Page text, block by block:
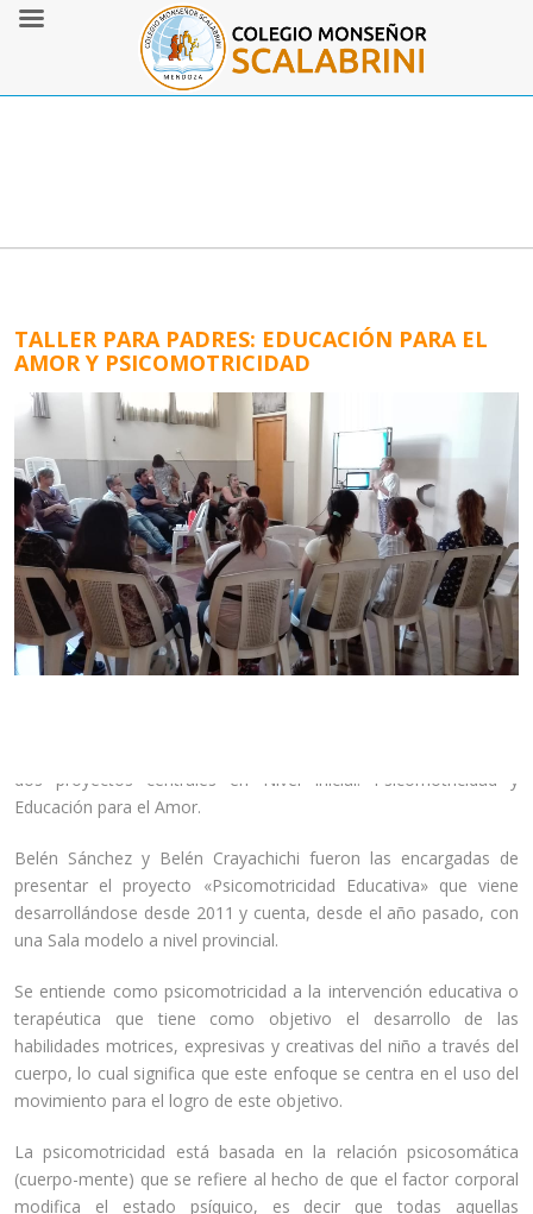
TALLER PARA PADRES: EDUCACIÓN PARA EL
AMOR Y PSICOMOTRICIDAD
dos proyectos centrales en Nivel Inicial: Psicomotricidad y
Educación para el Amor.
Belén Sánchez y Belén Crayachichi fueron las encargadas de
presentar el proyecto «Psicomotricidad Educativa» que viene
desarrollándose desde 2011 y cuenta, desde el año pasado, con
una Sala modelo a nivel provincial.
Se entiende como psicomotricidad a la intervención educativa o
terapéutica que tiene como objetivo el desarrollo de las
habilidades motrices, expresivas y creativas del niño a través del
cuerpo, lo cual significa que este enfoque se centra en el uso del
movimiento para el logro de este objetivo.
La psicomotricidad está basada en la relación psicosomática
(cuerpo-mente) que se refiere al hecho de que el factor corporal
modifica el estado psíquico, es decir que todas aquellas